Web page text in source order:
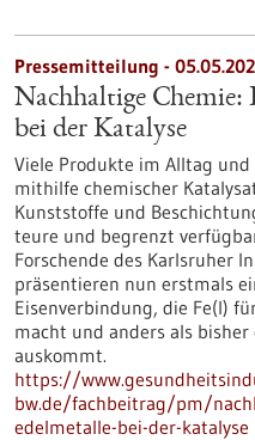
Pressemitteilung -
Nachhaltige Chemie:
bei der Katalyse
Viele Produkte im Alltag
mithilfe chemischer
Kunststoffe und
teure und begrenzt
Forschende des Karlsruher
präsentieren nun erstmals
Eisenverbindung, die Fe(I)
macht und anders als
auskommt.
https://
bw.de/fachbeitrag/pm/
edelmetalle-bei-der-katalyse